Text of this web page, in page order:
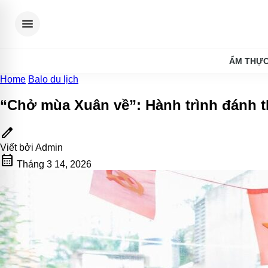
menu
ẨM
Home Balo du lịch
“Chở mùa Xuân về”: Hành trình
edit
Viết bởi Admin
calendar_month Tháng 3 14, 2026